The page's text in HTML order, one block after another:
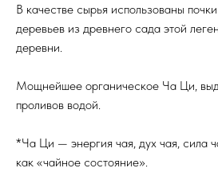
В качестве сырья использованы
деревьев из древнего сада этой
деревни.
Мощнейшее органическое Ча Ци,
проливов водой.
*Ча Ци — энергия чая, дух чая, сила
как «чайное состояние».